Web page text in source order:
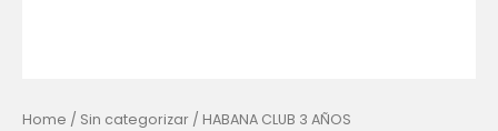
Home / Sin categorizar / HABANA CLUB 3 AÑOS